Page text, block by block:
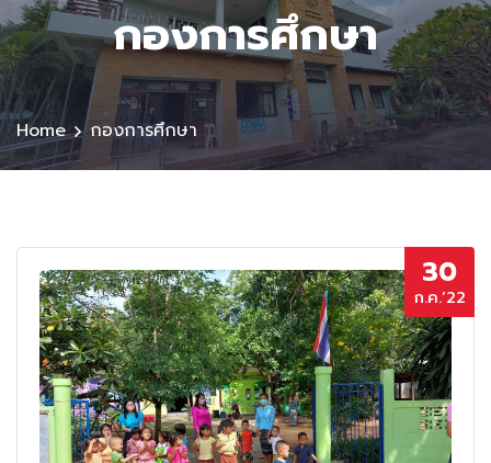
กองการศึกษา
Home กองการศึกษา
30
ก.ค.’22